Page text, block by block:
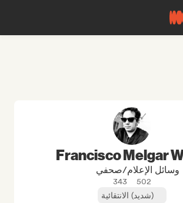
Francisco Melgar
وسائل الإعلام/صحفي
502
343
(شديد) الانتقائية